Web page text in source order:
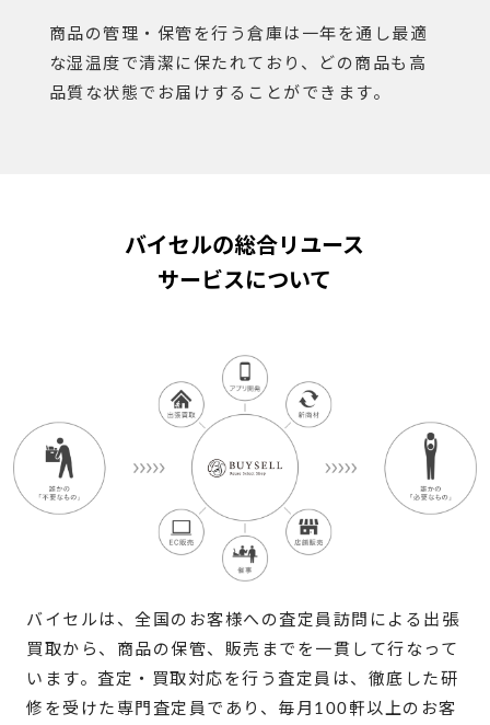
商品の管理・保管を行う倉庫は一年を通し最適
な湿温度で清潔に保たれており、どの商品も高
品質な状態でお届けすることができます。
バイセルの総合リユース
サービスについて
バイセルは、全国のお客様への査定員訪問による出張
買取から、商品の保管、販売までを一貫して行なって
います。査定・買取対応を行う査定員は、徹底した研
修を受けた専門査定員であり、毎月100軒以上のお客